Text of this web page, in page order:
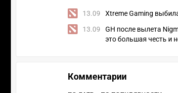
13.09 Xtreme Gaming
13.09
GH после вылета
это большая честь и
Комментарии